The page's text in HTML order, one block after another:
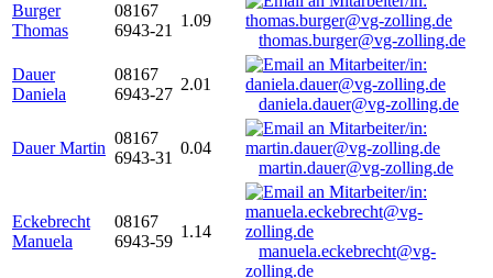
Burger
Thomas
08167
6943-21
1.09
thomas.burger@vg-zolling.de
Dauer
Daniela
08167
6943-27
2.01
daniela.dauer@vg-zolling.de
Dauer Martin
08167
6943-31
0.04
martin.dauer@vg-zolling.de
Eckebrecht
Manuela
08167
6943-59
1.14
manuela.eckebrecht@vg-
zolling.de